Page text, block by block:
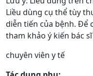
Liều dùng cụ thể tùy
diễn tiến của bệnh. Để
tham khảo ý kiến bác
chuyên viên y tế